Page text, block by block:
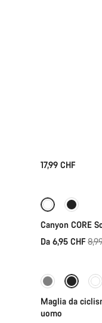
17,99 CHF
-23%
Canyon CORE
Da 6,95 CHF
Nuove
Maglia da
uomo